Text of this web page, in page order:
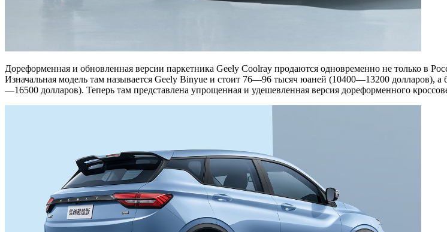
Дореформенная и обновленная версии паркетника Geely Coolray продаются одновременно не только в
Изначальная модель там называется Geely Binyue и стоит 76—96 тысяч юаней (10400—13200
—16500 долларов). Теперь там представлена упрощенная и удешевленная версия дореформенного